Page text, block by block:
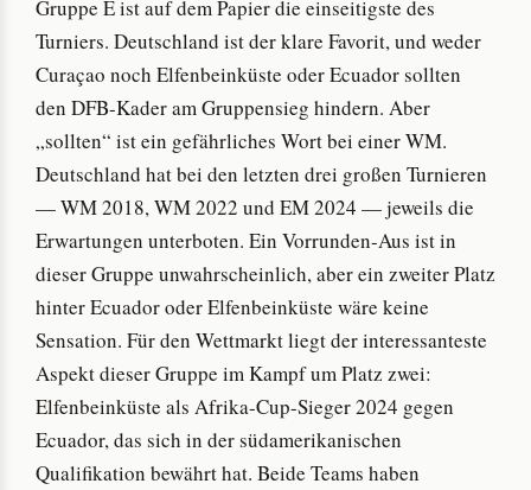
Gruppe E ist auf dem Papier die einseitigste des
Turniers. Deutschland ist der klare Favorit, und weder
Curaçao noch Elfenbeinküste oder Ecuador sollten
den DFB-Kader am Gruppensieg hindern. Aber
„sollten“ ist ein gefährliches Wort bei einer WM.
Deutschland hat bei den letzten drei großen Turnieren
— WM 2018, WM 2022 und EM 2024 — jeweils die
Erwartungen unterboten. Ein Vorrunden-Aus ist in
dieser Gruppe unwahrscheinlich, aber ein zweiter Platz
hinter Ecuador oder Elfenbeinküste wäre keine
Sensation. Für den Wettmarkt liegt der interessanteste
Aspekt dieser Gruppe im Kampf um Platz zwei:
Elfenbeinküste als Afrika-Cup-Sieger 2024 gegen
Ecuador, das sich in der südamerikanischen
Qualifikation bewährt hat. Beide Teams haben